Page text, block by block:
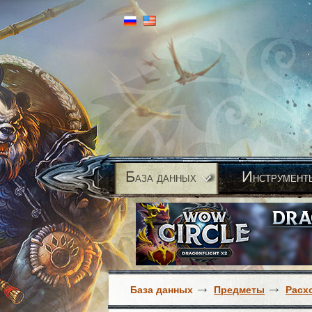
База данных И
База данных Предметы